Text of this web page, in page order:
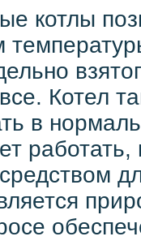
котлы
Котел
в